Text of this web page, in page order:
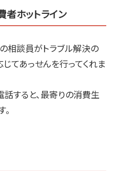
者ホットライン
相談員がトラブル解決の
てあっせんを行ってくれま
話すると、最寄りの消費生